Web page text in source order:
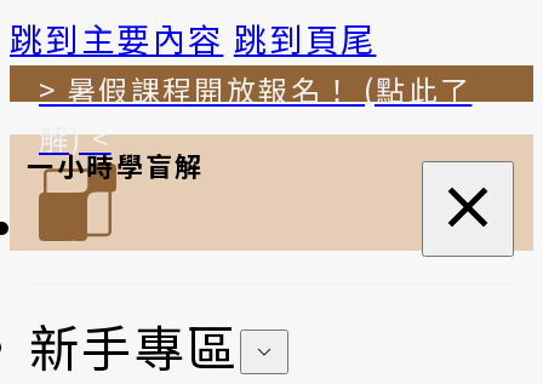
跳到主要內容 跳到頁尾
> 暑假課程開放報名！ (點此了
解) <
一小時學盲解
新手專區